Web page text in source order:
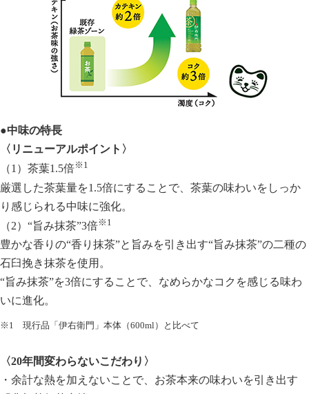
●中味の特長
〈リニューアルポイント〉
（1）茶葉1.5倍※1
厳選した茶葉量を1.5倍にすることで、茶葉の味わいをしっか
り感じられる中味に強化。
（2）“旨み抹茶”3倍※1
豊かな香りの“香り抹茶”と旨みを引き出す“旨み抹茶”の二種の
石臼挽き抹茶を使用。
“旨み抹茶”を3倍にすることで、なめらかなコクを感じる味わ
いに進化。
※1 現行品「伊右衛門」本体（600ml）と比べて
〈20年間変わらないこだわり〉
・余計な熱を加えないことで、お茶本来の味わいを引き出す